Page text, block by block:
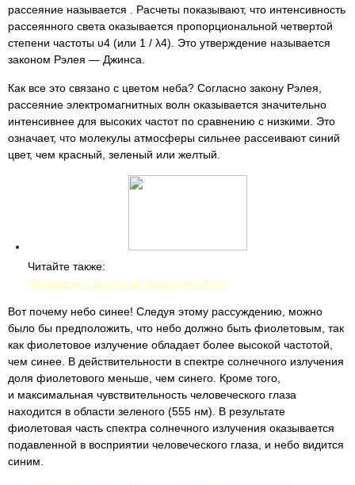
рассеяние называется . Расчеты показывают, что интенсивность
рассеянного света оказывается пропорциональной четвертой
степени частоты υ4 (или 1 / λ4). Это утверждение называется
законом Рэлея — Джинса.
Как все это связано с цветом неба? Согласно закону Рэлея,
рассеяние электромагнитных волн оказывается значительно
интенсивнее для высоких частот по сравнению с низкими. Это
означает, что молекулы атмосферы сильнее рассеивают синий
цвет, чем красный, зеленый или желтый.
Читайте также:
Пранаяма – искусство дыхания в йоге
Вот почему небо синее! Следуя этому рассуждению, можно
было бы предположить, что небо должно быть фиолетовым, так
как фиолетовое излучение обладает более высокой частотой,
чем синее. В действительности в спектре солнечного излучения
доля фиолетового меньше, чем синего. Кроме того,
и максимальная чувствительность человеческого глаза
находится в области зеленого (555 нм). В результате
фиолетовая часть спектра солнечного излучения оказывается
подавленной в восприятии человеческого глаза, и небо видится
синим.